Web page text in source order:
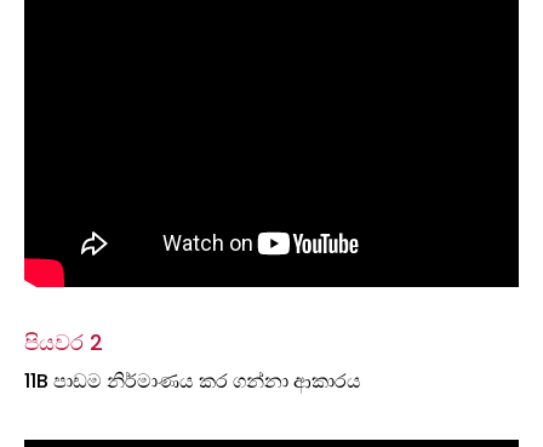
පියවර 2
11B පාඩම නිර්මාණය කර ගන්නා ආකාරය